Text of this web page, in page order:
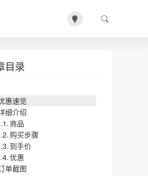
目录
惠速览
细介绍
商品
购买步骤
到手价
优惠
单截图